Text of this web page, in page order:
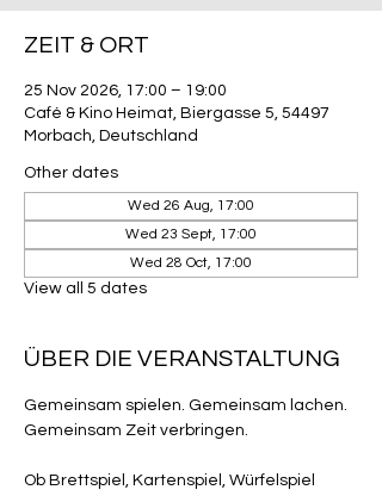
ZEIT & ORT
25 Nov 2026, 17:00 – 19:00
Café & Kino Heimat, Biergasse 5, 54497
Morbach, Deutschland
Other dates
Wed 26 Aug, 17:00
Wed 23 Sept, 17:00
Wed 28 Oct, 17:00
View all 5 dates
ÜBER DIE VERANSTALTUNG
Gemeinsam spielen. Gemeinsam lachen.
Gemeinsam Zeit verbringen.
Ob Brettspiel, Kartenspiel, Würfelspiel